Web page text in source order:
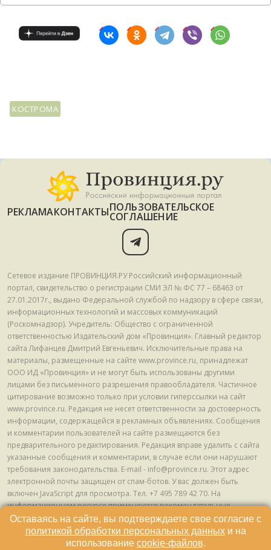
КОСТРОМА
РЕКЛАМАКОНТАКТЫПОЛЬЗОВАТЕЛЬСКОЕ
СОГЛАШЕНИЕ
Сетевое издание ПРОВИНЦИЯ.РУ Российский информационный
портал, свидетельство о регистрации СМИ ЭЛ № ФС 77 – 68463 от
27.01.2017г., выдано Федеральной службой по надзору в сфере связи,
информационных технологий и массовых коммуникаций
(Роскомнадзор). Учредитель: Общество с ограниченной
ответственностью Издательский дом «Провинция». Главный редактор
сайта Лифанцев Дмитрий Евгеньевич. Исключительные права на
материалы, размещенные на сайте www.province.ru, принадлежат
ООО ИД «Провинция» и не могут быть использованы другими
лицами без письменного разрешения правообладателя. Частичное
цитирование возможно только при условии гиперссылки на сайт
www.province.ru. Редакция не несет ответственности за достоверность
информации, содержащейся в рекламных объявлениях. Сообщения
и комментарии пользователей на сайте размещаются без
предварительного редактирования. Редакция вправе удалить с сайта
указанные сообщения и комментарии, в случае если они нарушают
требования законодательства. E-mail - info@province.ru. Этот адрес
электронной почты защищен от спам-ботов. У вас должен быть
включен JavaScript для просмотра. Tел. +7 495 789 42 70. На
информационном ресурсе применяются рекомендательные
технологии (информационные технологии предоставления
информации на основе сбора, систематизации и анализа сведений,
относящихся к предпочтениям пользователей сети "Интернет",
Оставаясь на сайте, вы подтверждаете свое согласие с
политикой обработки персональных данныхи на
использование cookie-файлов.